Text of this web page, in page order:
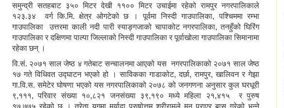
समुन्द्री सतहबाट ३५० मिटर देखी ११०० मिटर उचाईमा रहेको रामपुर नगरपालिकाले
१२३.३४ वर्ग कि.मि. क्षेत्र ओगटेको छ । पूर्वमा निस्दी गाउपालिका, पश्चिममा रम्भा
गाउपालिका उत्तरमा काली नदी पारी स्याङ्गजाको चापाकोट नगरपालिका, तनहुँको घिरिंग
गाउपालिका र दक्षिणमा पाल्पा जिल्लाको निस्दी गाउपालिका र पूर्वाखोला गाउपालिका सिमानामा
रहेका छन् ।
वि.सं. २०७१ साल जेष्ठ ४ गतेबाट सन्चालनमा आएको यस नगरपालिकाको २०७१ साल जेष्ठ
१७ गते विधिवत उद्घाटन भएको हो । साविकका गाडाकोट, दर्छा, रामपुर, खालिवन र गेझा
गा.वि.स. समेटेर घोषणा भएको यस नगरपालिकाको २०७८ को जनगणना अनुसार कुल घरधूरी
९,१११, परिवार संख्या १०,८२१ जनसंख्या ३९,१९० मध्ये महिला २१,४१५ र पुरुष
१७,७७५ रहेको छ । त्रेता युगमा मर्यादा पुरुषोत्तम श्रीरामले मन पराएर बास गरेको भन्ने